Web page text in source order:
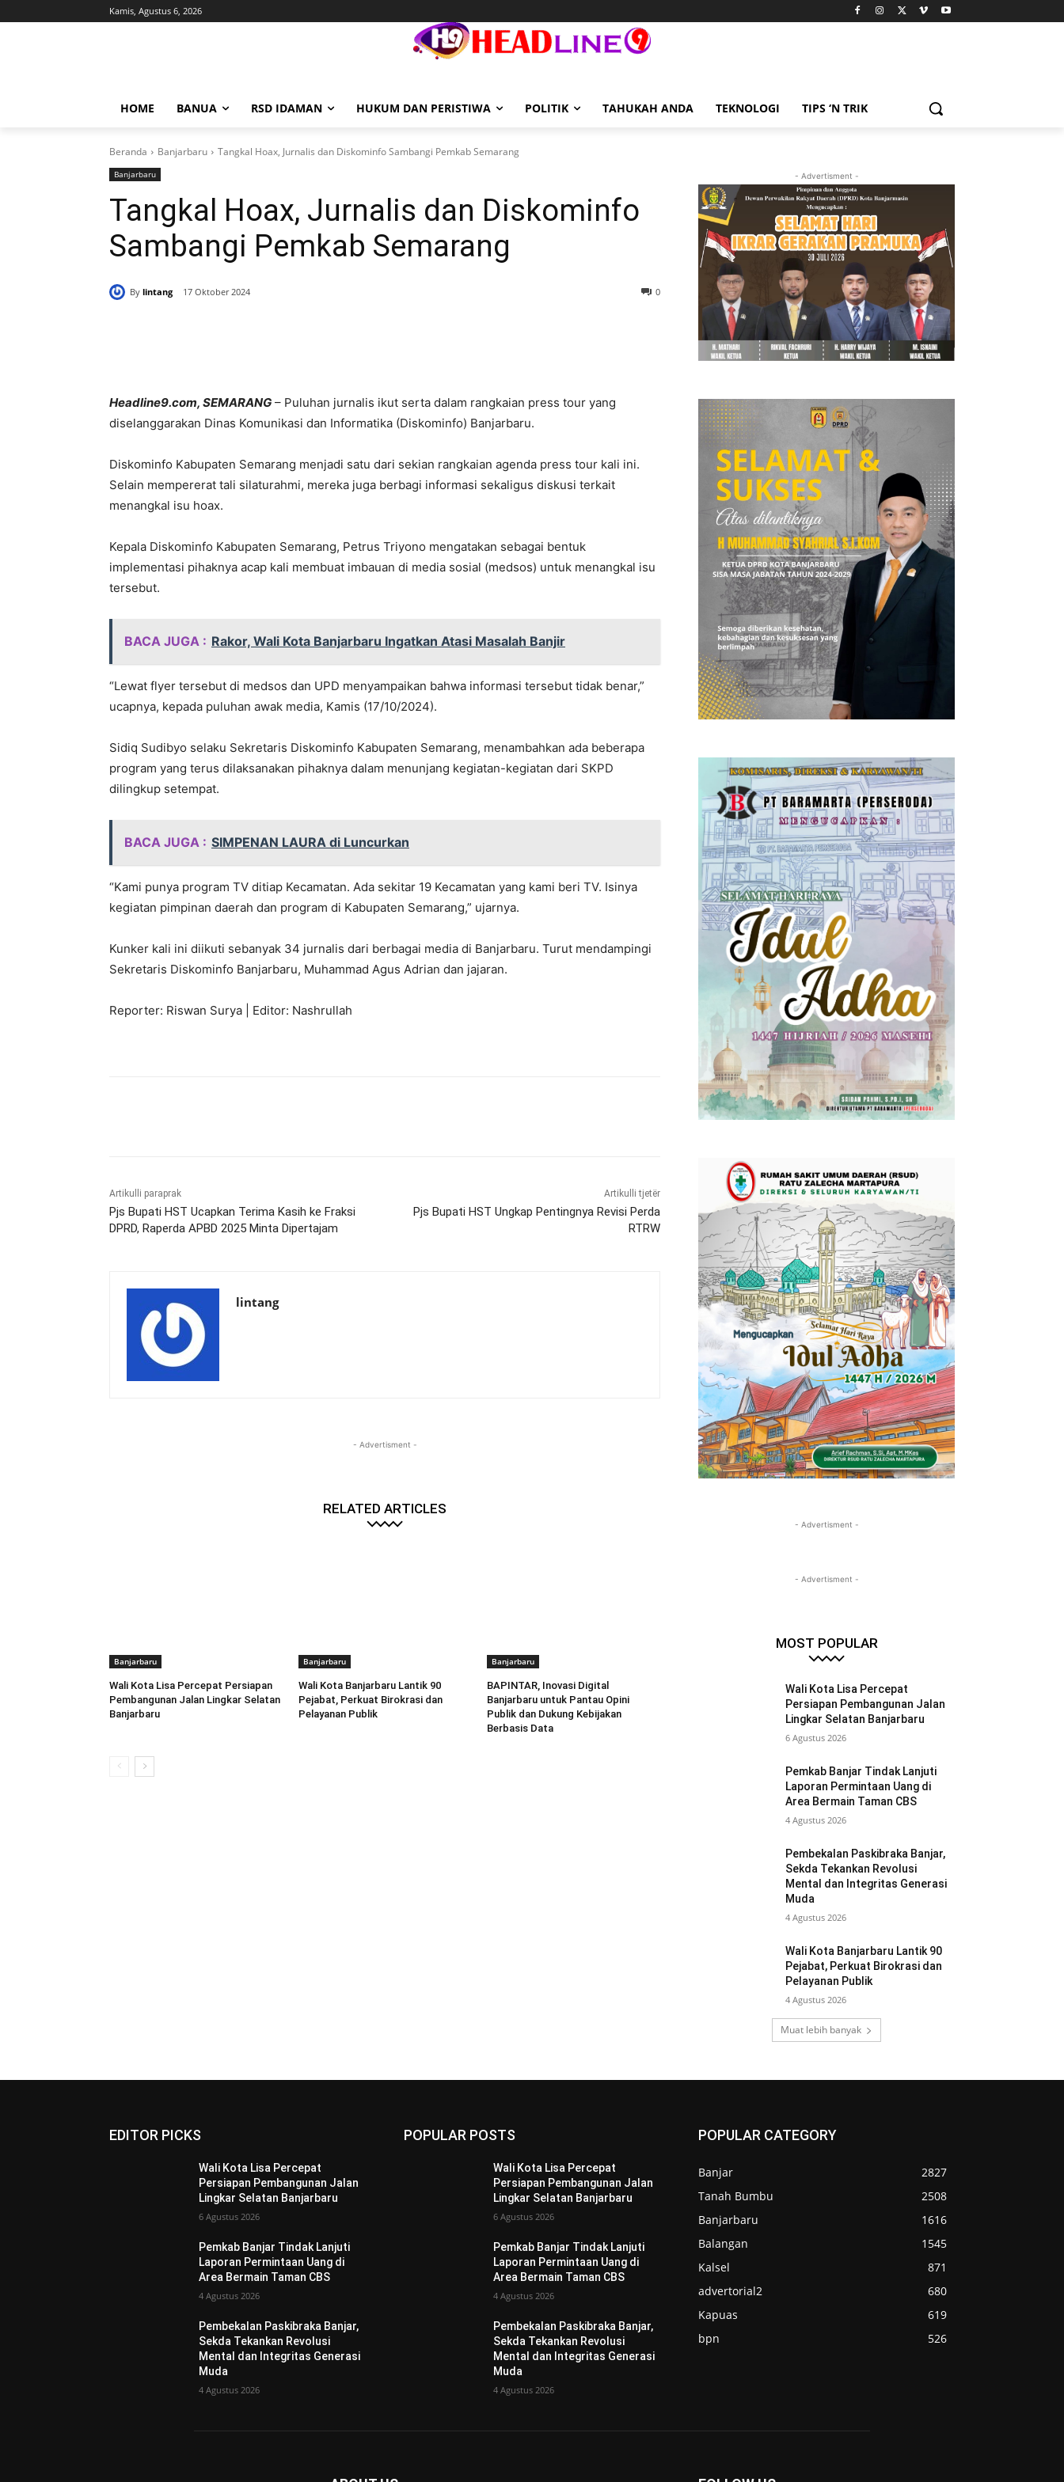
Kamis, Agustus 6, 2026
HOME BANUA RSD IDAMAN HUKUM DAN PERISTIWA POLITIK TAHUKAH ANDA TEKNOLOGI TIPS ‘N TRIK
Beranda Banjarbaru Tangkal Hoax, Jurnalis dan Diskominfo Sambangi Pemkab Semarang
Banjarbaru
Tangkal Hoax, Jurnalis dan Diskominfo
Sambangi Pemkab Semarang
By lintang 17 Oktober 2024 0
Headline9.com, SEMARANG – Puluhan jurnalis ikut serta dalam rangkaian press tour yang
diselanggarakan Dinas Komunikasi dan Informatika (Diskominfo) Banjarbaru.
Diskominfo Kabupaten Semarang menjadi satu dari sekian rangkaian agenda press tour kali ini.
Selain mempererat tali silaturahmi, mereka juga berbagi informasi sekaligus diskusi terkait
menangkal isu hoax.
Kepala Diskominfo Kabupaten Semarang, Petrus Triyono mengatakan sebagai bentuk
implementasi pihaknya acap kali membuat imbauan di media sosial (medsos) untuk menangkal isu
tersebut.
BACA JUGA : Rakor, Wali Kota Banjarbaru Ingatkan Atasi Masalah Banjir
“Lewat flyer tersebut di medsos dan UPD menyampaikan bahwa informasi tersebut tidak benar,”
ucapnya, kepada puluhan awak media, Kamis (17/10/2024).
Sidiq Sudibyo selaku Sekretaris Diskominfo Kabupaten Semarang, menambahkan ada beberapa
program yang terus dilaksanakan pihaknya dalam menunjang kegiatan-kegiatan dari SKPD
dilingkup setempat.
BACA JUGA : SIMPENAN LAURA di Luncurkan
“Kami punya program TV ditiap Kecamatan. Ada sekitar 19 Kecamatan yang kami beri TV. Isinya
kegiatan pimpinan daerah dan program di Kabupaten Semarang,” ujarnya.
Kunker kali ini diikuti sebanyak 34 jurnalis dari berbagai media di Banjarbaru. Turut mendampingi
Sekretaris Diskominfo Banjarbaru, Muhammad Agus Adrian dan jajaran.
Reporter: Riswan Surya | Editor: Nashrullah
Artikulli paraprak
Pjs Bupati HST Ucapkan Terima Kasih ke Fraksi
DPRD, Raperda APBD 2025 Minta Dipertajam
Artikulli tjetër
Pjs Bupati HST Ungkap Pentingnya Revisi Perda
RTRW
lintang
- Advertisment -
RELATED ARTICLES
Banjarbaru
Wali Kota Lisa Percepat Persiapan
Pembangunan Jalan Lingkar Selatan
Banjarbaru
Banjarbaru
Wali Kota Banjarbaru Lantik 90
Pejabat, Perkuat Birokrasi dan
Pelayanan Publik
Banjarbaru
BAPINTAR, Inovasi Digital
Banjarbaru untuk Pantau Opini
Publik dan Dukung Kebijakan
Berbasis Data
- Advertisment -
- Advertisment -
- Advertisment -
MOST POPULAR
Wali Kota Lisa Percepat
Persiapan Pembangunan Jalan
Lingkar Selatan Banjarbaru
6 Agustus 2026
Pemkab Banjar Tindak Lanjuti
Laporan Permintaan Uang di
Area Bermain Taman CBS
4 Agustus 2026
Pembekalan Paskibraka Banjar,
Sekda Tekankan Revolusi
Mental dan Integritas Generasi
Muda
4 Agustus 2026
Wali Kota Banjarbaru Lantik 90
Pejabat, Perkuat Birokrasi dan
Pelayanan Publik
4 Agustus 2026
Muat lebih banyak
EDITOR PICKS
Wali Kota Lisa Percepat
Persiapan Pembangunan Jalan
Lingkar Selatan Banjarbaru
6 Agustus 2026
Pemkab Banjar Tindak Lanjuti
Laporan Permintaan Uang di
Area Bermain Taman CBS
4 Agustus 2026
Pembekalan Paskibraka Banjar,
Sekda Tekankan Revolusi
Mental dan Integritas Generasi
Muda
4 Agustus 2026
POPULAR POSTS
Wali Kota Lisa Percepat
Persiapan Pembangunan Jalan
Lingkar Selatan Banjarbaru
6 Agustus 2026
Pemkab Banjar Tindak Lanjuti
Laporan Permintaan Uang di
Area Bermain Taman CBS
4 Agustus 2026
Pembekalan Paskibraka Banjar,
Sekda Tekankan Revolusi
Mental dan Integritas Generasi
Muda
4 Agustus 2026
POPULAR CATEGORY
Banjar
2827
Tanah Bumbu
2508
Banjarbaru
1616
Balangan
1545
Kalsel
871
advertorial2
680
Kapuas
619
bpn
526